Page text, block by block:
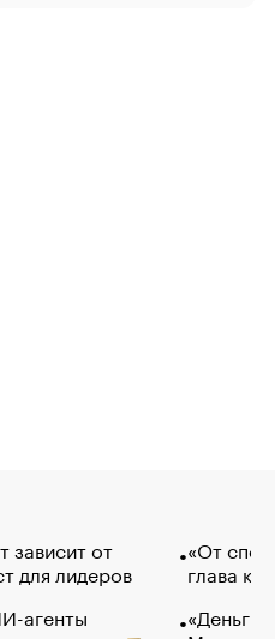
зависит от
для лидеров
агенты
«От
глава
«Деньги